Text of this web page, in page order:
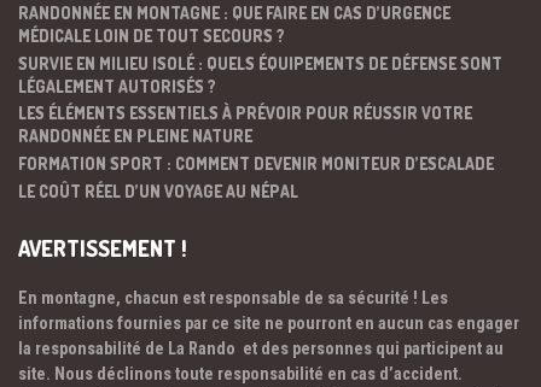
RANDONNÉE EN MONTAGNE : QUE FAIRE EN CAS D’URGENCE
MÉDICALE LOIN DE TOUT SECOURS ?
SURVIE EN MILIEU ISOLÉ : QUELS ÉQUIPEMENTS DE DÉFENSE SONT
LÉGALEMENT AUTORISÉS ?
LES ÉLÉMENTS ESSENTIELS À PRÉVOIR POUR RÉUSSIR VOTRE
RANDONNÉE EN PLEINE NATURE
FORMATION SPORT : COMMENT DEVENIR MONITEUR D’ESCALADE
LE COÛT RÉEL D’UN VOYAGE AU NÉPAL
AVERTISSEMENT !
En montagne, chacun est responsable de sa sécurité ! Les
informations fournies par ce site ne pourront en aucun cas engager
la responsabilité de La Rando et des personnes qui participent au
site. Nous déclinons toute responsabilité en cas d’accident.